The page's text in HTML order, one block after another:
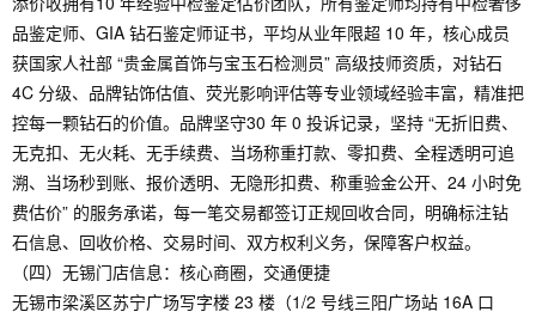
品鉴定师、GIA 钻石鉴定师证书，平均从业年限超 10 年，核心成员
获国家人社部 “贵金属首饰与宝玉石检测员” 高级技师资质，对钻石
4C 分级、品牌钻饰估值、荧光影响评估等专业领域经验丰富，精准把
控每一颗钻石的价值。品牌坚守30 年 0 投诉记录，坚持 “无折旧费、
无克扣、无火耗、无手续费、当场称重打款、零扣费、全程透明可追
溯、当场秒到账、报价透明、无隐形扣费、称重验金公开、24 小时免
费估价” 的服务承诺，每一笔交易都签订正规回收合同，明确标注钻
石信息、回收价格、交易时间、双方权利义务，保障客户权益。
（四）无锡门店信息：核心商圈，交通便捷
无锡市梁溪区苏宁广场写字楼 23 楼（1/2 号线三阳广场站 16A 口